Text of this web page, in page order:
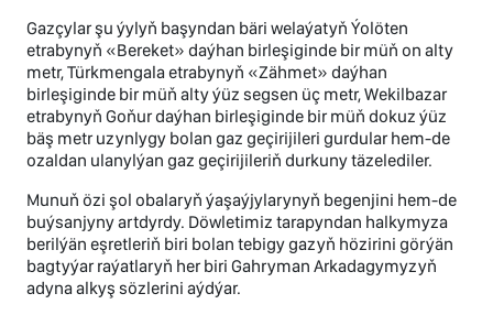
Gazçylar şu ýylyň başyndan bäri welaýatyň Ýolöten
etrabynyň «Bereket» daýhan birleşiginde bir müň on alty
metr, Türkmengala etrabynyň «Zähmet» daýhan
birleşiginde bir müň alty ýüz segsen üç metr, Wekilbazar
etrabynyň Goňur daýhan birleşiginde bir müň dokuz ýüz
bäş metr uzynlygy bolan gaz geçirijileri gurdular hem-de
ozaldan ulanylýan gaz geçirijileriň durkuny täzelediler.
Munuň özi şol obalaryň ýaşaýjylarynyň begenjini hem-de
buýsanjyny artdyrdy. Döwletimiz tarapyndan halkymyza
berilýän eşretleriň biri bolan tebigy gazyň hözirini görýän
bagtyýar raýatlaryň her biri Gahryman Arkadagymyzyň
adyna alkyş sözlerini aýdýar.